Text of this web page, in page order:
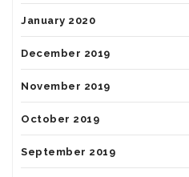
January 2020
December 2019
November 2019
October 2019
September 2019